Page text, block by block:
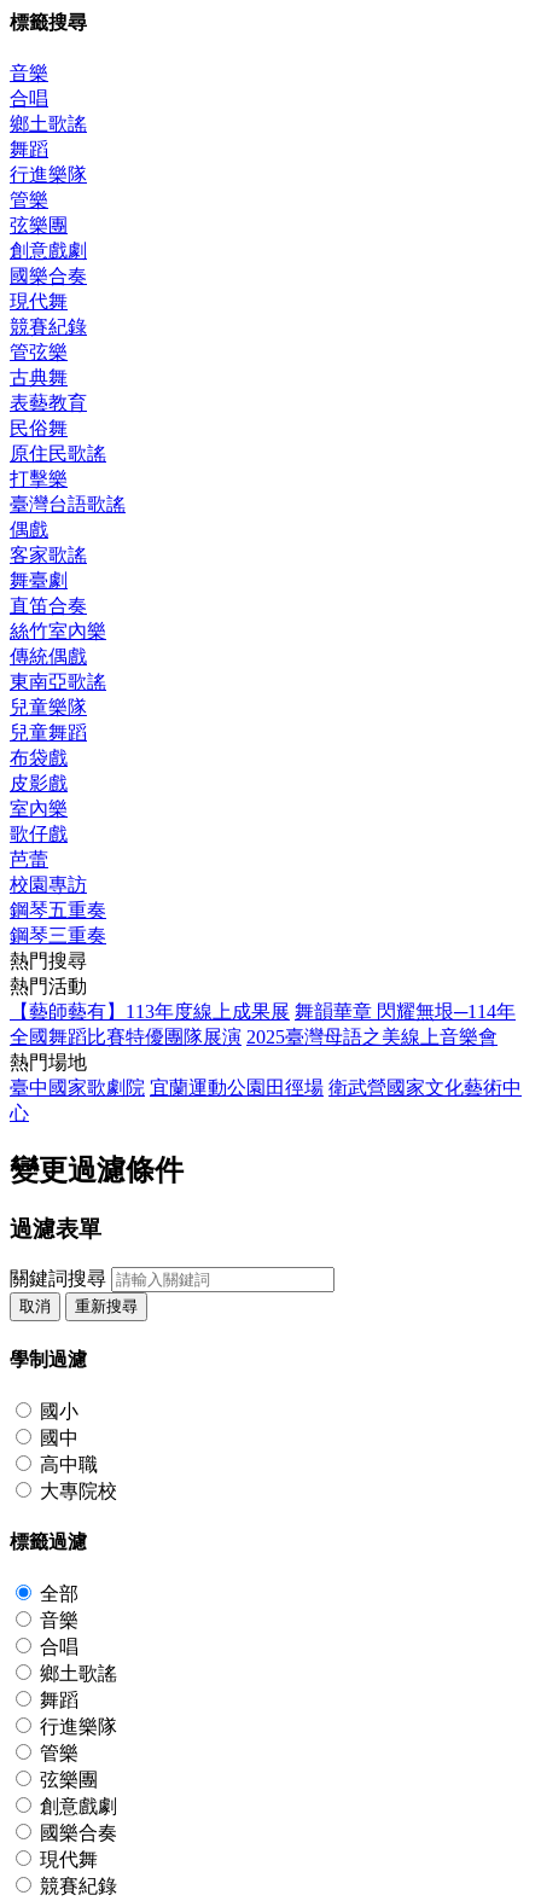
標籤搜尋
音樂
合唱
鄉土歌謠
舞蹈
行進樂隊
管樂
弦樂團
創意戲劇
國樂合奏
現代舞
競賽紀錄
管弦樂
古典舞
表藝教育
民俗舞
原住民歌謠
打擊樂
臺灣台語歌謠
偶戲
客家歌謠
舞臺劇
直笛合奏
絲竹室內樂
傳統偶戲
東南亞歌謠
兒童樂隊
兒童舞蹈
布袋戲
皮影戲
室內樂
歌仔戲
芭蕾
校園專訪
鋼琴五重奏
鋼琴三重奏
熱門搜尋
熱門活動
【藝師藝有】113年度線上成果展 舞韻華章 閃耀無垠─114年
全國舞蹈比賽特優團隊展演 2025臺灣母語之美線上音樂會
熱門場地
臺中國家歌劇院 宜蘭運動公園田徑場 衛武營國家文化藝術中
心
變更過濾條件
過濾表單
關鍵詞搜尋
取消 重新搜尋
學制過濾
國小
國中
高中職
大專院校
標籤過濾
全部
音樂
合唱
鄉土歌謠
舞蹈
行進樂隊
管樂
弦樂團
創意戲劇
國樂合奏
現代舞
競賽紀錄